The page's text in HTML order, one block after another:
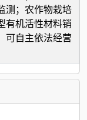
测；农作物栽培
有机活性材料销
可自主依法经营